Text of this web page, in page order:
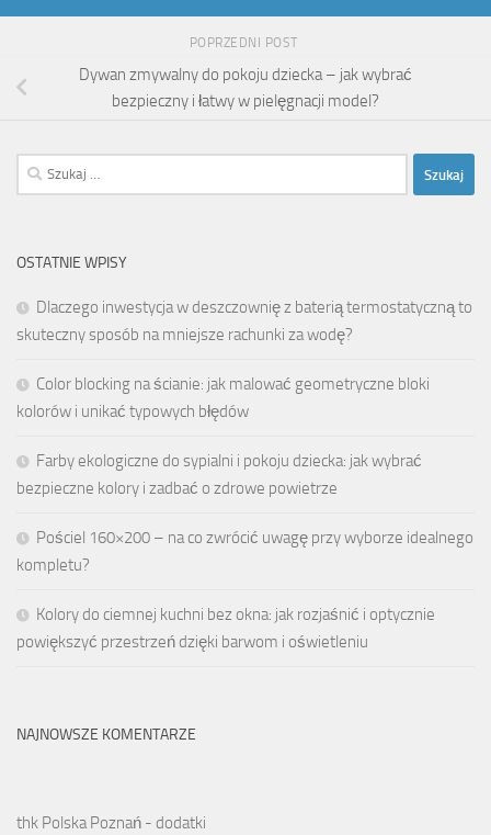
POPRZEDNI POST
Dywan zmywalny do pokoju dziecka – jak wybrać
bezpieczny i łatwy w pielęgnacji model?
Szukaj:
OSTATNIE WPISY
Dlaczego inwestycja w deszczownię z baterią termostatyczną to
skuteczny sposób na mniejsze rachunki za wodę?
Color blocking na ścianie: jak malować geometryczne bloki
kolorów i unikać typowych błędów
Farby ekologiczne do sypialni i pokoju dziecka: jak wybrać
bezpieczne kolory i zadbać o zdrowe powietrze
Pościel 160×200 – na co zwrócić uwagę przy wyborze idealnego
kompletu?
Kolory do ciemnej kuchni bez okna: jak rozjaśnić i optycznie
powiększyć przestrzeń dzięki barwom i oświetleniu
NAJNOWSZE KOMENTARZE
thk Polska Poznań - dodatki